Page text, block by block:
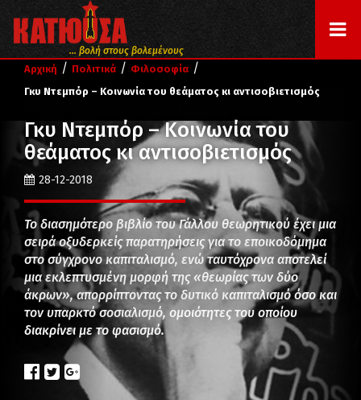
... βολή στους βολεμένους
Αρχική / Πολιτικά / Φιλοσοφία /
Γκυ Ντεμπόρ – Κοινωνία του θεάματος κι αντισοβιετισμός
Γκυ Ντεμπόρ – Κοινωνία του
θεάματος κι αντισοβιετισμός
28-12-2018
Το διασημότερο βιβλίο του Γάλλου θεωρητικού έχει μια
σειρά οξυδερκείς παρατηρήσεις για το εποικοδόμημα
στο σύγχρονο καπιταλισμό, ενώ ταυτόχρονα αποτελεί
μια εκλεπτυσμένη μορφή της «θεωρίας των δύο
άκρων», απορρίπτοντας το δυτικό καπιταλισμό όσο και
τον υπαρκτό σοσιαλισμό, ομοιότητες του οποίου
διακρίνει με το φασισμό.